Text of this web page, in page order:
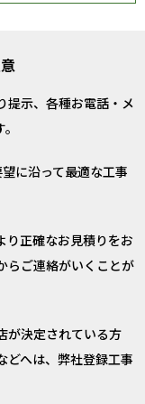
提示、各種お電話・メ
に沿って最適な工事
り正確なお見積りをお
らご連絡がいくことが
が決定されている方
どへは、弊社登録工事